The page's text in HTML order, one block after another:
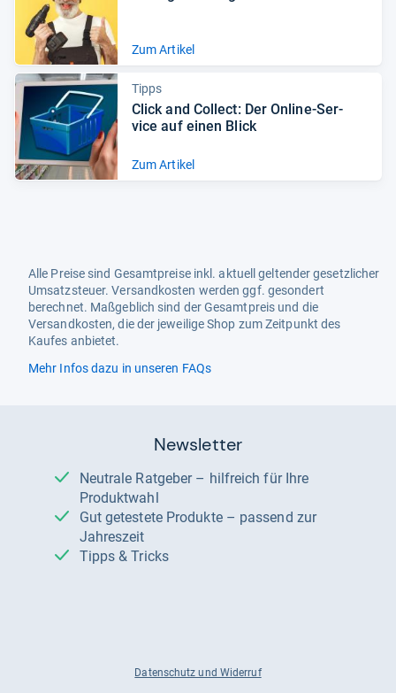
Zum Artikel
Tipps
Click and Col­lect: Der Online-​Ser­
vice auf einen Blick
Zum Artikel
Alle Preise sind Gesamtpreise inkl. aktuell geltender gesetzlicher
Umsatzsteuer. Versandkosten werden ggf. gesondert
berechnet. Maßgeblich sind der Gesamtpreis und die
Versandkosten, die der jeweilige Shop zum Zeitpunkt des
Kaufes anbietet.
Mehr Infos dazu in unseren FAQs
Newsletter
Neutrale Ratgeber – hilfreich für Ihre
Produktwahl
Gut getestete Produkte – passend zur
Jahreszeit
Tipps & Tricks
Datenschutz und Widerruf